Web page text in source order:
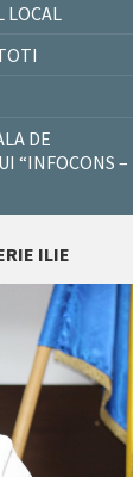
LOCAL
DE
“INFOCONS –
ILIE